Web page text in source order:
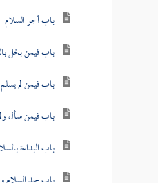
باب أجر السلام
باب فيمن بخل
باب فيمن لم
باب فيمن سأل
باب البداءة